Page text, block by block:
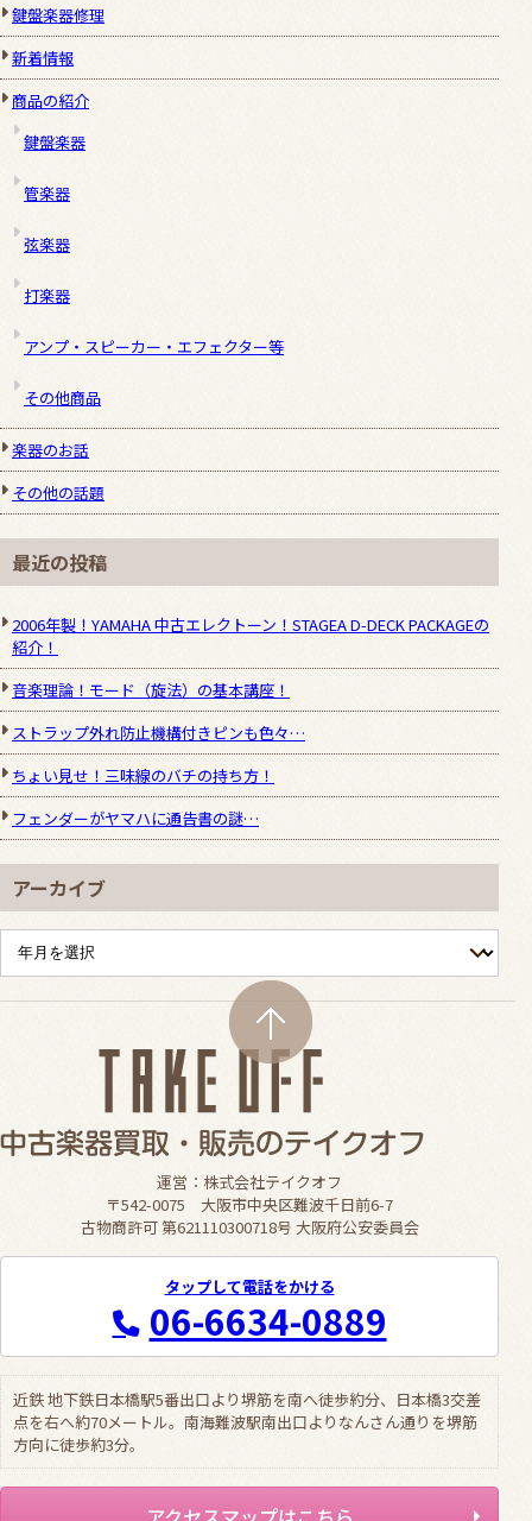
鍵盤楽器修理
新着情報
商品の紹介
鍵盤楽器
管楽器
弦楽器
打楽器
アンプ・スピーカー・エフェクター等
その他商品
楽器のお話
その他の話題
最近の投稿
2006年製！YAMAHA 中古エレクトーン！STAGEA D-DECK PACKAGEの
紹介！
音楽理論！モード（旋法）の基本講座！
ストラップ外れ防止機構付きピンも色々…
ちょい見せ！三味線のバチの持ち方！
フェンダーがヤマハに通告書の謎…
アーカイブ
運営：株式会社テイクオフ
〒542-0075 大阪市中央区難波千日前6-7
古物商許可 第621110300718号 大阪府公安委員会
タップして電話をかける
06-6634-0889
近鉄 地下鉄日本橋駅5番出口より堺筋を南へ徒歩約分、日本橋3交差
点を右へ約70メートル。南海難波駅南出口よりなんさん通りを堺筋
方向に徒歩約3分。